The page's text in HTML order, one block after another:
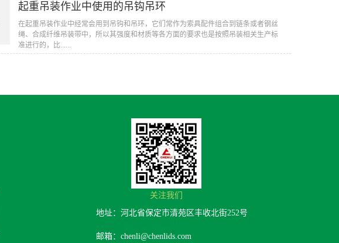
起重吊装作业中使用的吊钩吊环
在起重吊装作业中经常会用到吊钩和吊环，它们常作为索具配件组合到链条或者钢丝
绳、合成纤维吊装带中，所以其强度和材质等各方面的要求也是按照吊装相关生产标
准进行的，比......
关注我们
地址：河北省保定市清苑区丰收北街252号
邮箱：chenli@chenlids.com